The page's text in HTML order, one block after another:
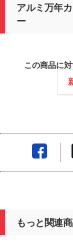
アルミ万年
ー
この商品に
もっと関連